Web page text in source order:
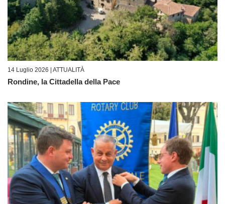
14 Luglio 2026 | ATTUALITÀ
Rondine, la Cittadella della Pace